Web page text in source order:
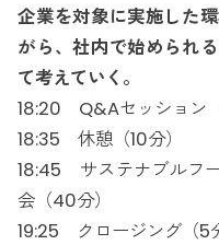
企業を対象に実施した
がら、社内で始められ
て考えていく。
18:20 Q&Aセッション（
18:35 休憩（10分）
18:45 サステナブルフ
会（40分）
19:25 クロージング（5